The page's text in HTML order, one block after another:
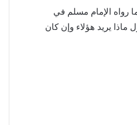
رواه الإمام مسلم في
يريد هؤلاء وإن كان